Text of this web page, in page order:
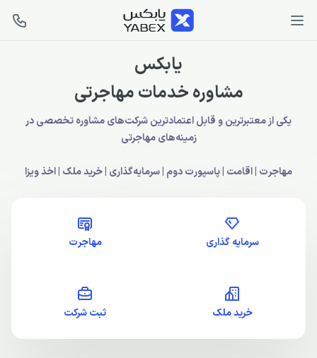
یابکس
مشاوره خدمات مهاجرتی
یکی از معتبرترین و قابل اعتمادترین شرکت‌های مشاوره تخصصی در
زمینه‌های مهاجرتی
مهاجرت | اقامت | پاسپورت دوم | سرمایه‌گذاری | خرید ملک | اخذ ویزا
سرمایه گذاری مهاجرت
خرید ملک ثبت شرکت